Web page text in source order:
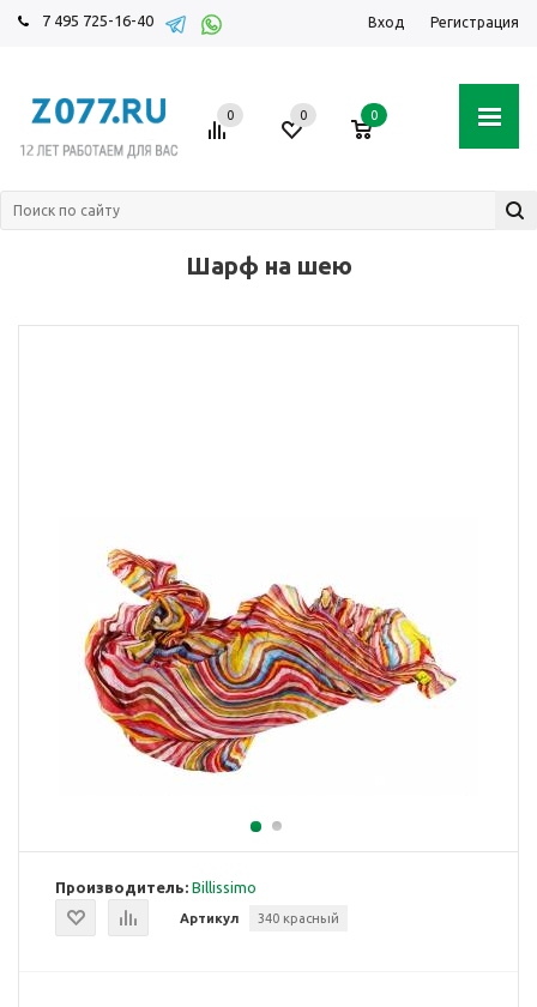
7 495 725-16-40 Вход Регистрация
0 0 0
Шарф на шею
Производитель: Billissimo
Артикул 340 красный